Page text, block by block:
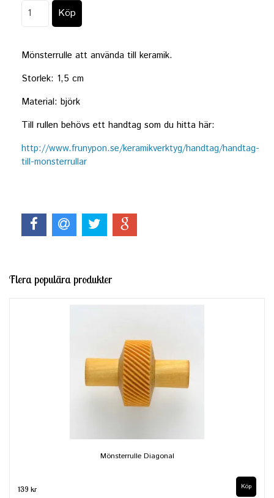
Mönsterrulle att använda till keramik.
Storlek: 1,5 cm
Material: björk
Till rullen behövs ett handtag som du hitta här:
http://www.frunypon.se/keramikverktyg/handtag/handtag-
till-monsterrullar
Flera populära produkter
Mönsterrulle Diagonal
139 kr